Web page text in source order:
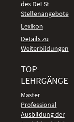
des DeLSt
Stellenangebote
Lexikon
Details zu
Weiterbildungen
TOP-
LEHRGÄNGE
Master
Professional
Ausbildung der